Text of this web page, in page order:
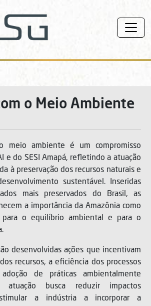
o Meio Ambiente
meio ambiente é um compromisso
e do SESI Amapá, refletindo a atuação
à preservação dos recursos naturais e
sustentável. Inseridas
mais preservados do Brasil, as
a importância da Amazônia como
para o equilíbrio ambiental e para o
desenvolvidas ações que incentivam
recursos, a eficiência dos processos
de práticas ambientalmente
atuação busca reduzir impactos
a indústria a incorporar a